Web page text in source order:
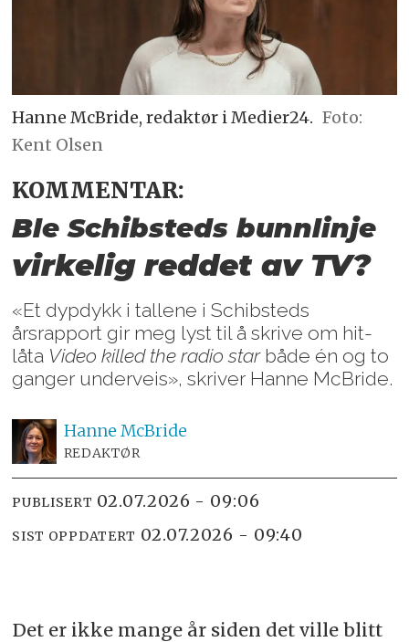
Hanne McBride, redaktør i Medier24. Foto:
Kent Olsen
KOMMENTAR:
Ble Schibsteds bunnlinje
virkelig reddet av TV?
«Et dypdykk i tallene i Schibsteds
årsrapport gir meg lyst til å skrive om hit-
låta Video killed the radio star både én og to
ganger underveis», skriver Hanne McBride.
Hanne McBride
REDAKTØR
PUBLISERT 02.07.2026 - 09:06
SIST OPPDATERT 02.07.2026 - 09:40
Det er ikke mange år siden det ville blitt